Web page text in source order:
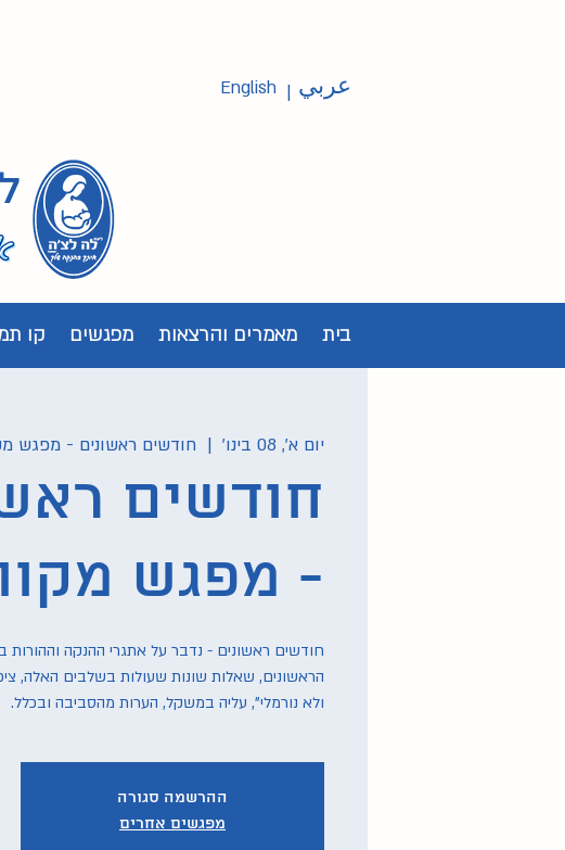
English عربي |
בית מאמרים והרצאות מפגשים קו
יום א׳, 08 בינו׳
  |
חודשים ראשונים - מפגש
חודשים
- מפגש
חודשים ראשונים - נדבר על אתגרי ההנקה וההורות
הראשונים, שאלות שונות שעולות בשלבים האלה,
ולא נורמלי", עליה במשקל, הערות מהסביבה ובכלל.
ההרשמה סגורה
מפגשים אחרים